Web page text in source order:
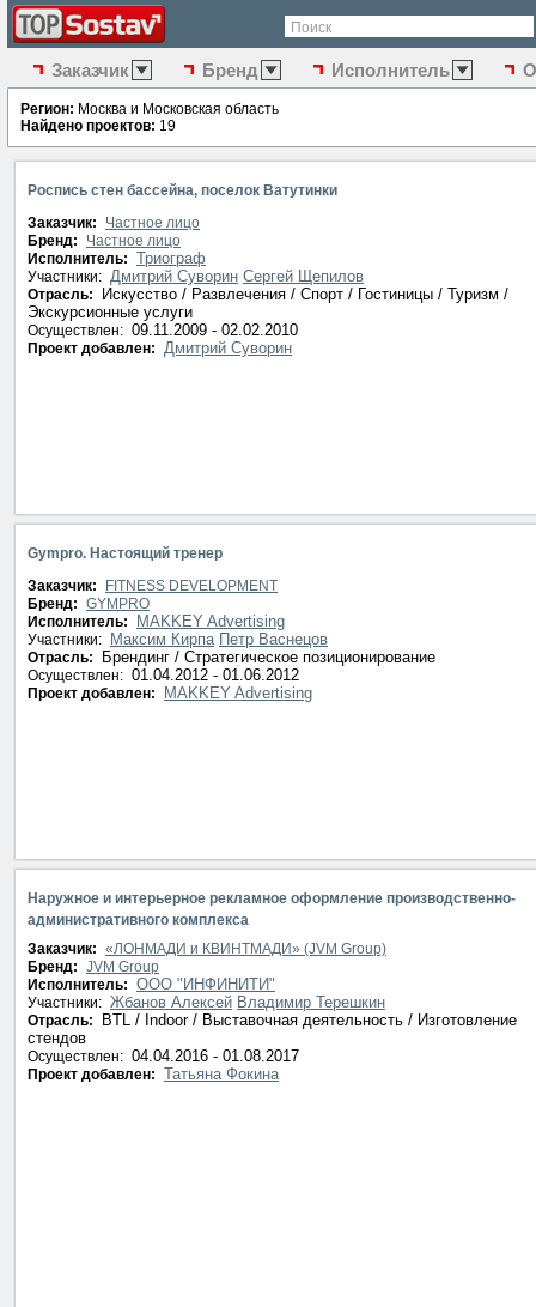
Поиск
Заказчик Бренд Исполнитель
Регион: Москва и Московская область
Найдено проектов: 19
Роспись стен бассейна, поселок Ватутинки
Заказчик:
Частное лицо
Бренд:
Частное лицо
Исполнитель: Триограф
Участники: Дмитрий Суворин Сергей Щепилов
Отрасль:
Искусство / Развлечения / Спорт / Гостиницы / Туризм /
Экскурсионные услуги
Осуществлен: 09.11.2009 - 02.02.2010
Проект добавлен: Дмитрий Суворин
Gympro. Настоящий тренер
Заказчик:
FITNESS DEVELOPMENT
Бренд: GYMPRO
Исполнитель:
MAKKEY Advertising
Участники: Максим Кирпа Петр Васнецов
Отрасль: Брендинг / Стратегическое позиционирование
Осуществлен: 01.04.2012 - 01.06.2012
Проект добавлен: MAKKEY Advertising
Наружное и интерьерное рекламное оформление производственно-
административного комплекса
Заказчик: «ЛОНМАДИ и КВИНТМАДИ» (JVM Group)
Бренд: JVM Group
Исполнитель: ООО "ИНФИНИТИ"
Участники: Жбанов Алексей Владимир Терешкин
Отрасль:
BTL / Indoor / Выставочная деятельность / Изготовление
стендов
Осуществлен: 04.04.2016 - 01.08.2017
Проект добавлен: Татьяна Фокина